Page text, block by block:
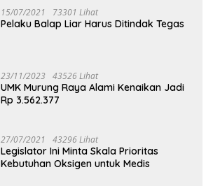
15/07/2021 73301 Lihat
Pelaku Balap Liar Harus Ditindak Tegas
23/11/2023 43526 Lihat
UMK Murung Raya Alami Kenaikan Jadi
Rp 3.562.377
27/07/2021 43296 Lihat
Legislator Ini Minta Skala Prioritas
Kebutuhan Oksigen untuk Medis